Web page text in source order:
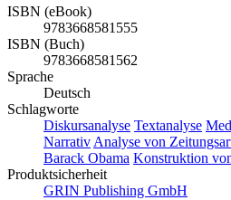
ISBN (eBook)
9783668581555
ISBN (Buch)
9783668581562
Sprache
Deutsch
Schlagworte
Diskursanalyse Textanalyse
Narrativ Analyse von
Barack Obama Konstruktion
Produktsicherheit
GRIN Publishing GmbH